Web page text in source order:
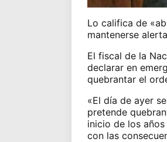
Lo califica de
mantenerse
El fiscal de la
declarar en
quebrantar el
«El día de ayer
pretende
inicio de los
con las